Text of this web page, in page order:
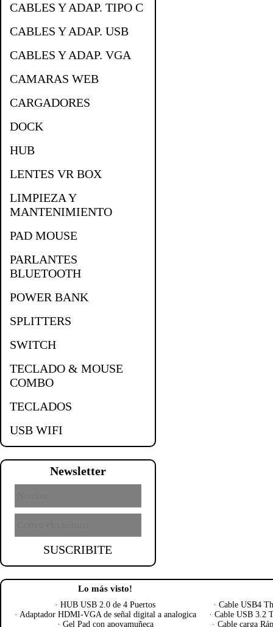
CABLES Y ADAP. TIPO C
CABLES Y ADAP. USB
CABLES Y ADAP. VGA
CAMARAS WEB
CARGADORES
DOCK
HUB
LENTES VR BOX
LIMPIEZA Y
MANTENIMIENTO
PAD MOUSE
PARLANTES
BLUETOOTH
POWER BANK
SPLITTERS
SWITCH
TECLADO & MOUSE
COMBO
TECLADOS
USB WIFI
Newsletter
SUSCRIBITE
Lo más visto!
·HUB USB 2.0 de 4 Puertos
· Adaptador HDMI-VGA de señal digital a analogica
· Gel Pad con apoyamuñeca
·Cable USB4
· Cable USB 3.2
· Cable carga